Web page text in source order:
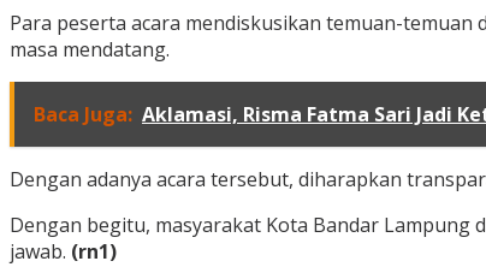
Para peserta acara mendiskusikan temuan-
masa mendatang.
Baca Juga: Aklamasi, Risma Fatma Sari Jadi
Dengan adanya acara tersebut, diharapkan
Dengan begitu, masyarakat Kota Bandar
jawab. (rn1)